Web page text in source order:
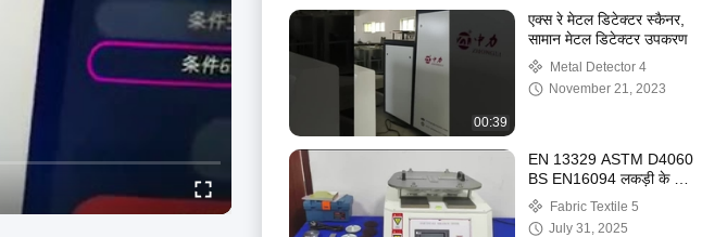
00:39
एक्स रे मेटल डिटेक्टर स्कैनर,
सामान मेटल डिटेक्टर उपकरण
Metal Detector 4
November 21, 2023
EN 13329 ASTM D4060
BS EN16094 लकड़ी के फर्श
के लिए मार्टिंडेल घर्षण परीक्षक
मार्टिंडेल घर्षण मशीन
Fabric Textile 5
July 31, 2025